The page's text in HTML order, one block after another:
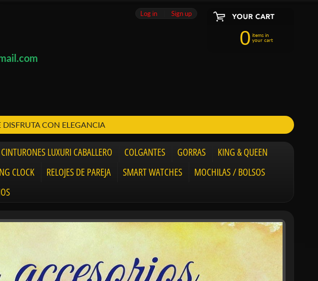
Log in Sign up
0 items in
your cart
CON ELEGANCIA
CINTURONES LUXURI CABALLERO COLGANTES GORRAS
KING & QUEEN
CLOCK RELOJES DE PAREJA SMART WATCHES
MOCHILAS / BOLSOS